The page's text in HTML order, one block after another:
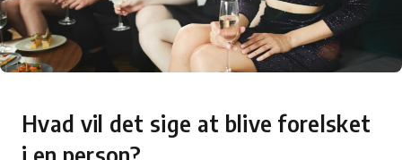
Hvad vil det sige at blive forelsket